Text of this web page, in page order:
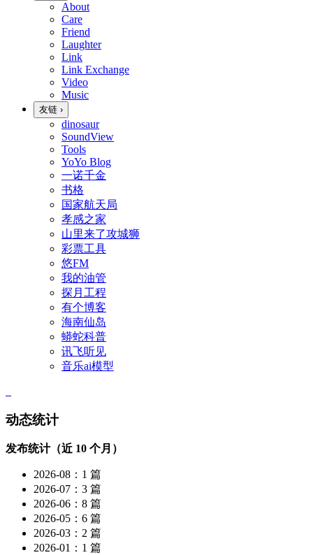
About
Care
Friend
Laughter
Link
Link Exchange
Video
Music
友链 ›
dinosaur
SoundView
Tools
YoYo Blog
一诺千金
书格
国家航天局
孝感之家
山里来了攻城狮
彩票工具
悠FM
我的油管
探月工程
有个博客
海南仙岛
蟒蛇科普
讯飞听见
音乐ai模型
动态统计
发布统计（近 10 个月）
2026-08：1 篇
2026-07：3 篇
2026-06：8 篇
2026-05：6 篇
2026-03：2 篇
2026-01：1 篇